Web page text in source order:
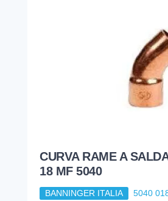
CURVA RAME A
18 MF 5040
BANNINGER ITALIA 5040